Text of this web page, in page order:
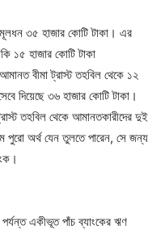
মূলধন ৩৫ হাজার কোটি টাকা। এর
১৫ হাজার কোটি টাকা
বীমা ট্রাস্ট তহবিল থেকে ১২
দিয়েছে ৩৬ হাজার কোটি টাকা।
তহবিল থেকে আমানতকারীদের দুই
পুরো অর্থ যেন তুলতে পারেন, সে জন্য
একীভূত পাঁচ ব্যাংকের ঋণ